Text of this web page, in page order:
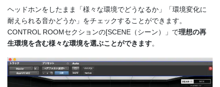
ヘッドホンをしたまま「様々な環境でどうなるか」「環境変化に
耐えられる音かどうか」をチェックすることができます。
CONTROL ROOMセクションの[SCENE（シーン）」で理想の再
生環境を含む様々な環境を選ぶことができます。